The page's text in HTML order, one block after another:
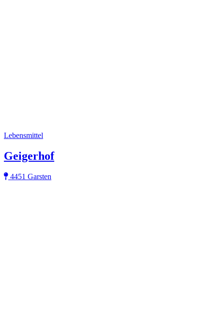
Lebensmittel
Geigerhof
4451 Garsten